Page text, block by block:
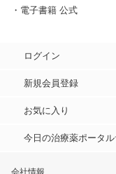
・電子書籍 公式
ログイン
新規会員登録
お気に入り
今日の治療薬ポータル
会社情報